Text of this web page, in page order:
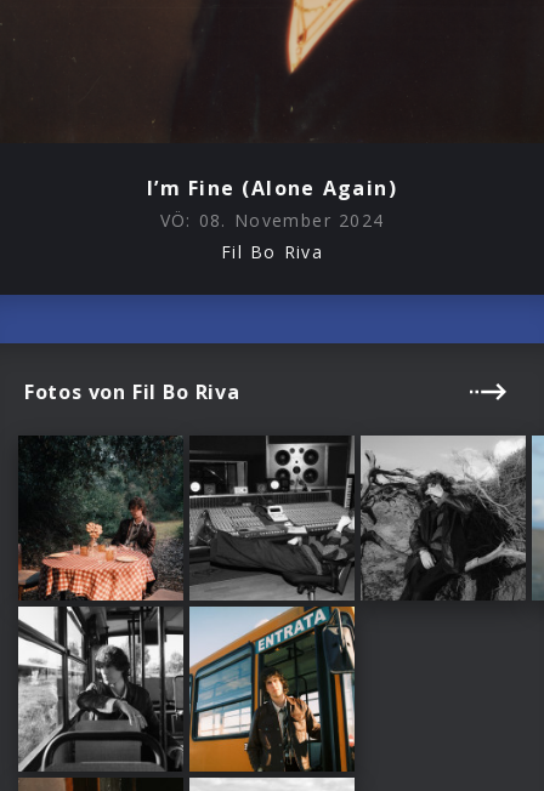
I’m Fine (Alone Again)
VÖ: 08. November 2024
Fil Bo Riva
Fotos von Fil Bo Riva